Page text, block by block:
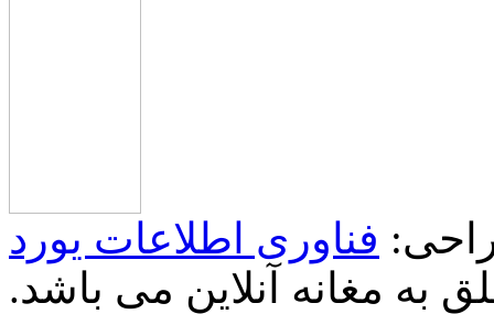
فناوری اطلاعات یورد
به مغانه آنلاین می باشد.